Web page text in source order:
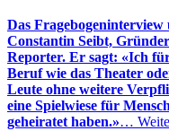
Das
Constantin Seibt,
Reporter. Er sagt: «Ich
Beruf wie das Theater
Leute ohne weitere
eine Spielwiese für
geheiratet haben.»…